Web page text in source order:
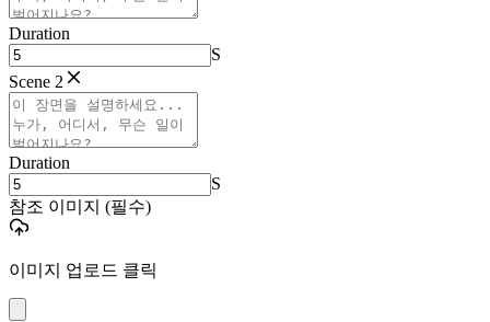
Duration
S
Scene 2
Duration
S
참조 이미지 (필수)
이미지 업로드 클릭